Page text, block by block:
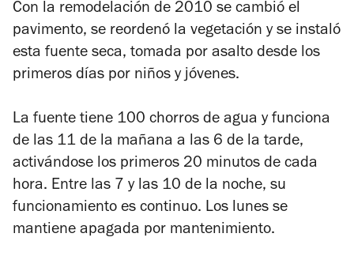
Con la remodelación de 2010 se cambió el
pavimento, se reordenó la vegetación y se instaló
esta fuente seca, tomada por asalto desde los
primeros días por niños y jóvenes.
La fuente tiene 100 chorros de agua y funciona
de las 11 de la mañana a las 6 de la tarde,
activándose los primeros 20 minutos de cada
hora. Entre las 7 y las 10 de la noche, su
funcionamiento es continuo. Los lunes se
mantiene apagada por mantenimiento.